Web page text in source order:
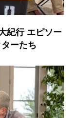
紀行 エピソー
ーたち